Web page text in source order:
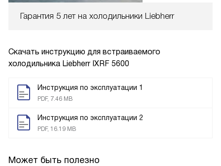
Гарантия 5 лет на холодильники Liebherr
Скачать инструкцию для встраиваемого
холодильника Liebherr IXRF 5600
Инструкция по эксплуатации 1
PDF, 7.46 MB
Инструкция по эксплуатации 2
PDF, 16.19 MB
Может быть полезно